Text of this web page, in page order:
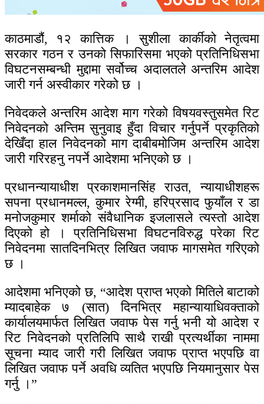
काठमाडौं, १२ कात्तिक । सुशीला कार्कीको नेतृत्वमा
सरकार गठन र उनको सिफारिसमा भएको प्रतिनिधिसभा
विघटनसम्बन्धी मुद्दामा सर्वोच्च अदालतले अन्तरिम आदेश
जारी गर्न अस्वीकार गरेको छ ।
निवेदकले अन्तरिम आदेश माग गरेको विषयवस्तुसमेत रिट
निवेदनको अन्तिम सुनुवाइ हुँदा विचार गर्नुपर्ने प्रकृतिको
देखिँदा हाल निवेदनको माग दाबीबमोजिम अन्तरिम आदेश
जारी गरिरहनु नपर्ने आदेशमा भनिएको छ ।
प्रधानन्यायाधीश प्रकाशमानसिंह राउत, न्यायाधीशहरू
सपना प्रधानमल्ल, कुमार रेग्मी, हरिप्रसाद फुयाँल र डा
मनोजकुमार शर्माको संवैधानिक इजलासले त्यस्तो आदेश
दिएको हो । प्रतिनिधिसभा विघटनविरुद्ध परेका रिट
निवेदनमा सातदिनभित्र लिखित जवाफ मागसमेत गरिएको
छ ।
आदेशमा भनिएको छ, “आदेश प्राप्त भएको मितिले बाटाको
म्यादबाहेक ७ (सात) दिनभित्र महान्यायाधिवक्ताको
कार्यालयमार्फत लिखित जवाफ पेस गर्नु भनी यो आदेश र
रिट निवेदनको प्रतिलिपि साथै राखी प्रत्यर्थीका नाममा
सूचना म्याद जारी गरी लिखित जवाफ प्राप्त भएपछि वा
लिखित जवाफ पर्ने अवधि व्यतित भएपछि नियमानुसार पेस
गर्नु ।”